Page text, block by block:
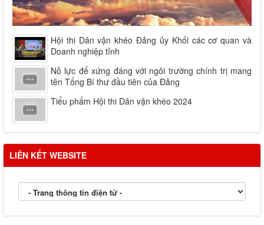
Hội thi Dân vận khéo Đảng ủy Khối các cơ quan và
Doanh nghiệp tỉnh
Nỗ lực để xứng đáng với ngôi trường chính trị mang
tên Tổng Bí thư đầu tiên của Đảng
Tiểu phẩm Hội thi Dân vận khéo 2024
LIÊN KẾT WEBSITE